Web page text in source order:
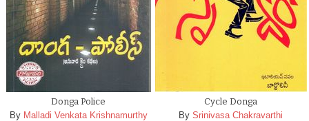
Donga Police
By Malladi Venkata Krishnamurthy
Cycle Donga
By Srinivasa Chakravarthi